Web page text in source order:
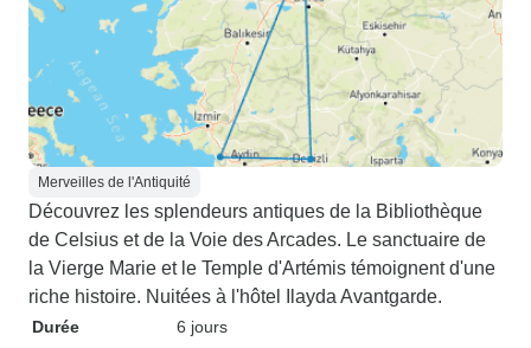
Merveilles de l'Antiquité
Découvrez les splendeurs antiques de la Bibliothèque
de Celsius et de la Voie des Arcades. Le sanctuaire de
la Vierge Marie et le Temple d'Artémis témoignent d'une
riche histoire. Nuitées à l'hôtel Ilayda Avantgarde.
Durée
6 jours